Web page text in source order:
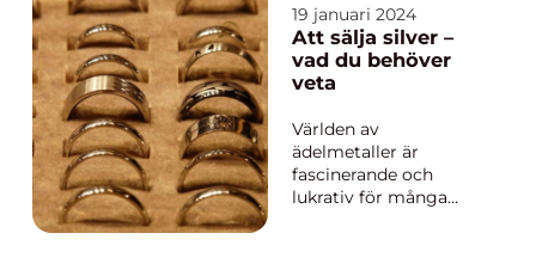
stått tidstestet som
en investering, men
det kan också vara
ladd...
19 januari 2024
Att sälja silver –
vad du behöver
veta
Världen av
ädelmetaller är
fascinerande och
lukrativ för många